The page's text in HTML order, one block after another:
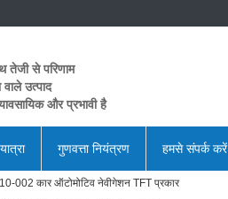
तेजी से परिणाम
उत्पाद
और प्रभावी है
गुणवत्ता नियंत्रण हमसे संपर्क करें
002 कार ऑटोमोटिव नेवीगेशन TFT प्रकार